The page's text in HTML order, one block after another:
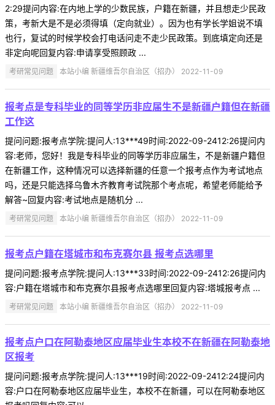
2:29提问内容:在内地上学的少数民族，户籍在新疆，并且想走少民政
策，考新大是不是必须得填（定向就业）。因为也有学长学姐说不填
也行，复试的时候学校会打电话问走不走少民政策。到底填定向还是
非定向呢回复内容:申请享受照顾政 ...
考研常见问题 本站小编 新疆维吾尔自治区（招办） 2022-11-09
报考点是专科毕业的同等学历非应届生不是新疆户籍但在新疆
工作这
提问问题:报考点学院:提问人:13***49时间:2022-09-2412:26提问内
容:老师，您好！我是专科毕业的同等学历非应届生，不是新疆户籍但
在新疆工作，这种情况可以选择新疆的任意一个报考点作为考试地点
吗，还是只能选择乌鲁木齐教育考试院那个考点呢，希望老师能给予
解答~回复内容:考试地点是随机分 ...
考研常见问题 本站小编 新疆维吾尔自治区（招办） 2022-11-09
报考点户籍在塔城市和布克赛尔县 报考点选哪里
提问问题:报考点学院:提问人:13***33时间:2022-09-2412:26提问内
容:户籍在塔城市和布克赛尔县报考点选哪里回复内容:塔城报考点 ...
考研常见问题 本站小编 新疆维吾尔自治区（招办） 2022-11-09
报考点户口在阿勒泰地区应届毕业生本校不在新疆在阿勒泰地
区报考
提问问题:报考点学院:提问人:13***19时间:2022-09-2412:24提问内
容:户口在阿勒泰地区应届毕业生，本校不在新疆，可以在阿勒泰地区